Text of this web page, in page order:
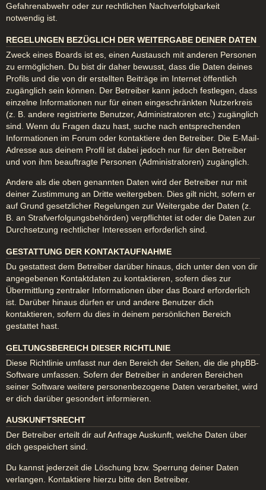
Gefahrenabwehr oder zur rechtlichen Nachverfolgbarkeit
notwendig ist.
REGELUNGEN BEZÜGLICH DER WEITERGABE DEINER DATEN
Zweck eines Boards ist es, einen Austausch mit anderen Personen
zu ermöglichen. Du bist dir daher bewusst, dass die Daten deines
Profils und die von dir erstellten Beiträge im Internet öffentlich
zugänglich sein können. Der Betreiber kann jedoch festlegen, dass
einzelne Informationen nur für einen eingeschränkten Nutzerkreis
(z. B. andere registrierte Benutzer, Administratoren etc.) zugänglich
sind. Wenn du Fragen dazu hast, suche nach entsprechenden
Informationen im Forum oder kontaktiere den Betreiber. Die E-Mail-
Adresse aus deinem Profil ist dabei jedoch nur für den Betreiber
und von ihm beauftragte Personen (Administratoren) zugänglich.
Andere als die oben genannten Daten wird der Betreiber nur mit
deiner Zustimmung an Dritte weitergeben. Dies gilt nicht, sofern er
auf Grund gesetzlicher Regelungen zur Weitergabe der Daten (z.
B. an Strafverfolgungsbehörden) verpflichtet ist oder die Daten zur
Durchsetzung rechtlicher Interessen erforderlich sind.
GESTATTUNG DER KONTAKTAUFNAHME
Du gestattest dem Betreiber darüber hinaus, dich unter den von dir
angegebenen Kontaktdaten zu kontaktieren, sofern dies zur
Übermittlung zentraler Informationen über das Board erforderlich
ist. Darüber hinaus dürfen er und andere Benutzer dich
kontaktieren, sofern du dies in deinem persönlichen Bereich
gestattet hast.
GELTUNGSBEREICH DIESER RICHTLINIE
Diese Richtlinie umfasst nur den Bereich der Seiten, die die phpBB-
Software umfassen. Sofern der Betreiber in anderen Bereichen
seiner Software weitere personenbezogene Daten verarbeitet, wird
er dich darüber gesondert informieren.
AUSKUNFTSRECHT
Der Betreiber erteilt dir auf Anfrage Auskunft, welche Daten über
dich gespeichert sind.
Du kannst jederzeit die Löschung bzw. Sperrung deiner Daten
verlangen. Kontaktiere hierzu bitte den Betreiber.